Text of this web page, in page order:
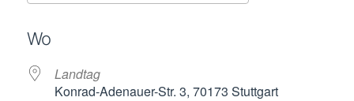
Wo
Landtag
Konrad-Adenauer-Str. 3, 70173 Stuttgart